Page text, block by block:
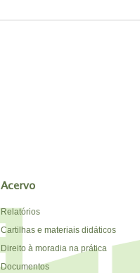
Acervo
Relatórios
Cartilhas e materiais didáticos
Direito à moradia na prática
Documentos